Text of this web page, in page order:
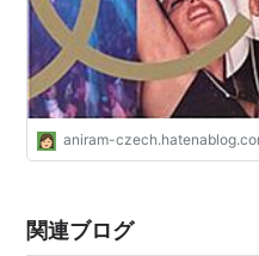
aniram-
関連ブログ